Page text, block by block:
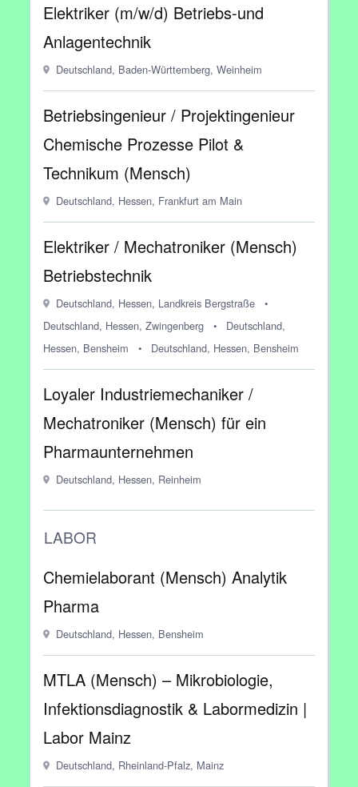
Elektriker (m/w/d) Betriebs-und
Anlagentechnik
Deutschland, Baden-Württemberg, Weinheim
Betriebsingenieur / Projektingenieur
Chemische Prozesse Pilot &
Technikum (Mensch)
Deutschland, Hessen, Frankfurt am Main
Elektriker / Mechatroniker (Mensch)
Betriebstechnik
Deutschland, Hessen, Landkreis Bergstraße
•
Deutschland, Hessen, Zwingenberg
•
Deutschland,
Hessen, Bensheim
• Deutschland, Hessen, Bensheim
Loyaler Industriemechaniker /
Mechatroniker (Mensch) für ein
Pharmaunternehmen
Deutschland, Hessen, Reinheim
LABOR
Chemielaborant (Mensch) Analytik
Pharma
Deutschland, Hessen, Bensheim
MTLA (Mensch) – Mikrobiologie,
Infektionsdiagnostik & Labormedizin |
Labor Mainz
Deutschland, Rheinland-Pfalz, Mainz